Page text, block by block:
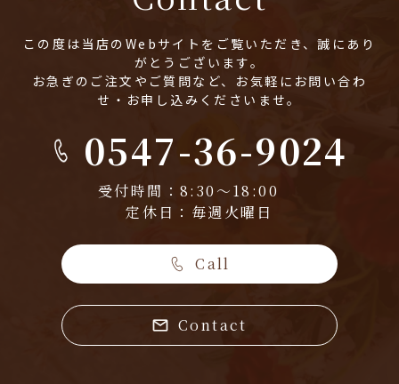
この度は当店のWebサイトをご覧いただき、誠にあり
がとうございます。
お急ぎのご注文やご質問など、お気軽にお問い合わ
せ・お申し込みくださいませ。
0547-36-9024
受付時間：8:30～18:00
定休日：毎週火曜日
Call
Contact